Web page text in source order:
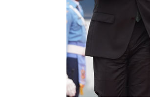
[속보]이강인 "감독님이 원하는 마
수도권 40도 육박 '펄펄'…동해안 일
온열질환 사망자 3명 늘어…누적 환
강릉에 시간당 81.4㎜ 물폭탄…도로
백운산서 80년근 천종산삼 9뿌리
선재도서 해루질 나섰다 실종 60대,
남자 농구, 나고야 아시안게임서 '홈